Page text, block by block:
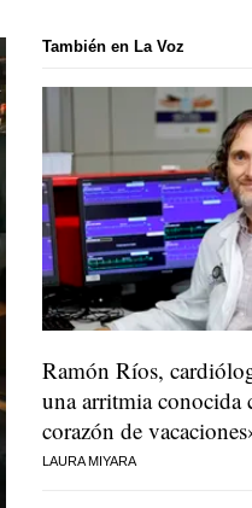
También en La Voz
Ramón Ríos,
una arritmia conocida
corazón de
LAURA MIYARA